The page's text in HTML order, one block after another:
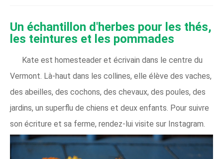
Un échantillon d'herbes pour les thés,
les teintures et les pommades
Kate est homesteader et écrivain dans le centre du
Vermont. Là-haut dans les collines, elle élève des vaches,
des abeilles, des cochons, des chevaux, des poules, des
jardins, un superflu de chiens et deux enfants. Pour suivre
son écriture et sa ferme, rendez-lui visite sur Instagram.